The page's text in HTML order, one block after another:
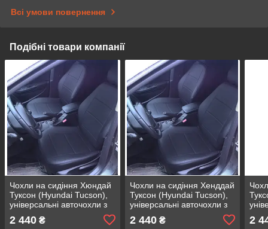
Всі умови повернення
Подібні товари компанії
Чохли на сидіння Хюндай
Туксон (Hyundai Tucson),
універсальні авточохли з
2 440 ₴
Чохли на сидіння Хенддай
Туксон (Hyundai Tucson),
універсальні авточохли з
2 440₴ 2